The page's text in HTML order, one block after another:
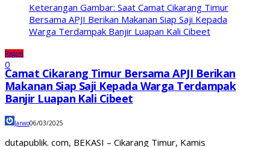
Keterangan Gambar: Saat Camat Cikarang Timur
Bersama APJI Berikan Makanan Siap Saji Kepada
Warga Terdampak Banjir Luapan Kali Cibeet
Ragam
0
Camat Cikarang Timur Bersama APJI Berikan
Makanan Siap Saji Kepada Warga Terdampak
Banjir Luapan Kali Cibeet
Jarwo06/03/2025
dutapublik. com, BEKASI – Cikarang Timur, Kamis